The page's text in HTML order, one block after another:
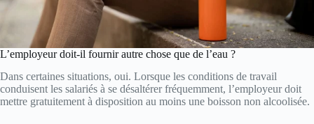
L’employeur doit-il fournir autre chose que de l’eau ?
Dans certaines situations, oui. Lorsque les conditions de travail
conduisent les salariés à se désaltérer fréquemment, l’employeur doit
mettre gratuitement à disposition au moins une boisson non alcoolisée.